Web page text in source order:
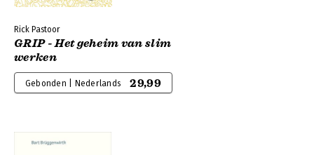
Rick Pastoor
GRIP - Het geheim van slim
werken
Gebonden | Nederlands 29,99